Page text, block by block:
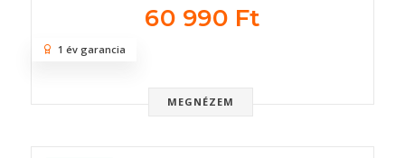
60 990 Ft
MEGNÉZEM
1 év garancia